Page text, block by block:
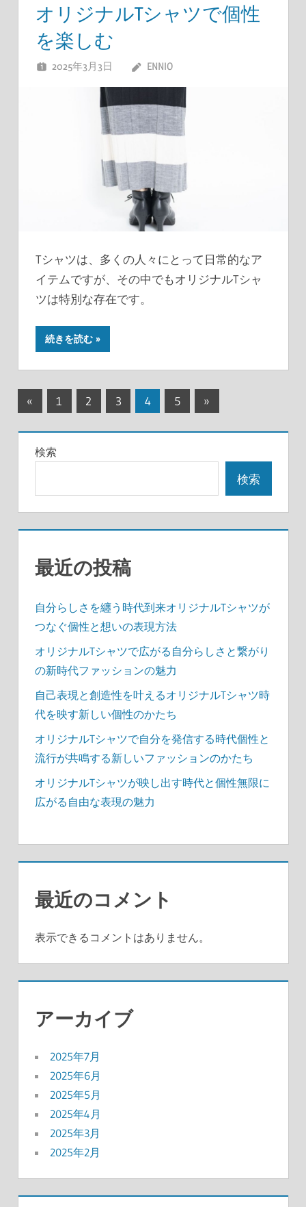
オリジナルTシャツで個性
を楽しむ
2025年3月3日 ENNIO
Tシャツは、多くの人々にとって日常的なア
イテムですが、その中でもオリジナルTシャ
ツは特別な存在です。
続きを読む
投
稿
の
ジ
送
«
事
1 2 3 4 5
次
事
»
検索
検索
最近の投稿
自分らしさを纏う時代到来オリジナルTシャツが
つなぐ個性と想いの表現方法
オリジナルTシャツで広がる自分らしさと繋がり
の新時代ファッションの魅力
自己表現と創造性を叶えるオリジナルTシャツ時
代を映す新しい個性のかたち
オリジナルTシャツで自分を発信する時代個性と
流行が共鳴する新しいファッションのかたち
オリジナルTシャツが映し出す時代と個性無限に
広がる自由な表現の魅力
最近のコメント
表示できるコメントはありません。
アーカイブ
2025年7月
2025年6月
2025年5月
2025年4月
2025年3月
2025年2月